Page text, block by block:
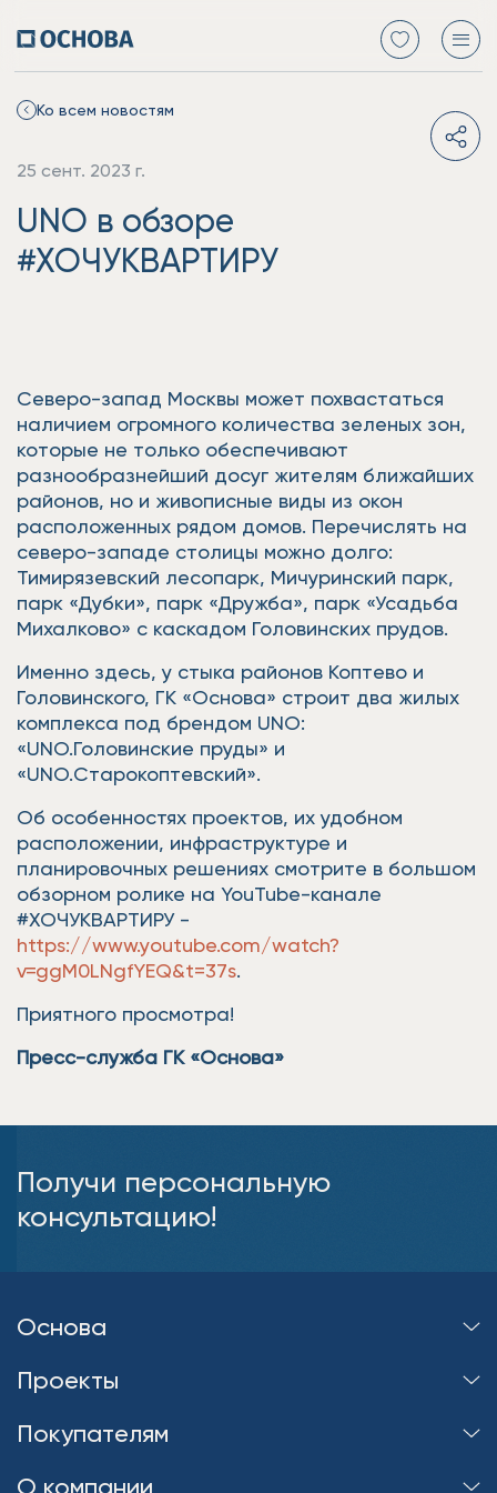
Ко всем новостям
25 сент. 2023 г.
UNO в обзоре
#ХОЧУКВАРТИРУ
Северо-запад Москвы может похвастаться
наличием огромного количества зеленых зон,
которые не только обеспечивают
разнообразнейший досуг жителям ближайших
районов, но и живописные виды из окон
расположенных рядом домов. Перечислять на
северо-западе столицы можно долго:
Тимирязевский лесопарк, Мичуринский парк,
парк «Дубки», парк «Дружба», парк «Усадьба
Михалково» с каскадом Головинских прудов.
Именно здесь, у стыка районов Коптево и
Головинского, ГК «Основа» строит два жилых
комплекса под брендом UNO:
«UNO.Головинские пруды» и
«UNO.Старокоптевский».
Об особенностях проектов, их удобном
расположении, инфраструктуре и
планировочных решениях смотрите в большом
обзорном ролике на YouTube-канале
#ХОЧУКВАРТИРУ -
https://www.youtube.com/watch?
v=ggM0LNgfYEQ&t=37s.
Приятного просмотра!
Пресс-служба ГК «Основа»
Получи персональную
консультацию!
Основа
Проекты
Покупателям
О компании